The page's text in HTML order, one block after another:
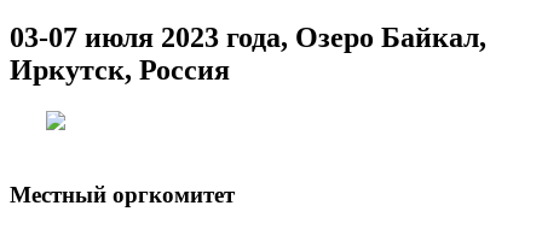
03-07 июля 2023 года, Озеро Байкал,
Иркутск, Россия
Местный оргкомитет